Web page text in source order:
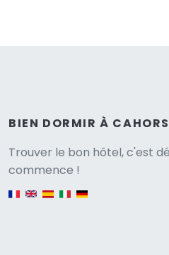
BIEN DORMIR À CAHORS
Trouver le bon hôtel, c'est
commence !